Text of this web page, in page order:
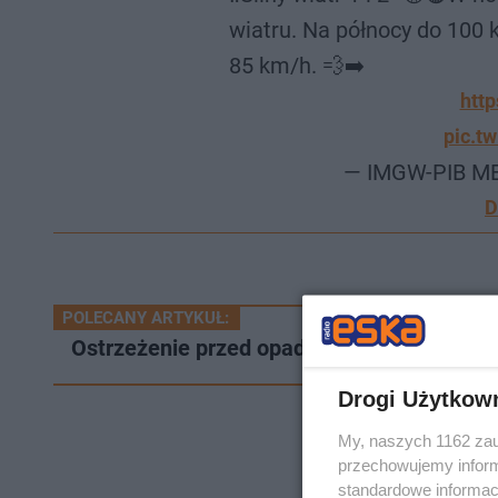
wiatru. Na północy do 100
85 km/h. 💨➡️
— IMGW-PIB
POLECANY ARTYKUŁ:
Ostrzeżenie przed opadami śniegu. Zima
Drogi
My, naszych 1162
przechowujemy
standardowe